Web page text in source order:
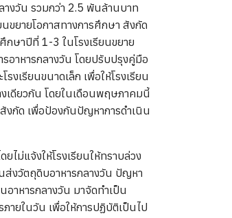
งวัน รวมกว่า 2.5 พันล้านบาท
ขยายโอกาสทางการศึกษา สังกัด
ษาปีที่ 1-3 ในโรงเรียนขยาย
อาหารกลางวัน โดยปรับปรุงคู่มือ
งเรียนขนาดเล็ก เพื่อให้โรงเรียน
เดียวกัน โดยในเดือนพฤษภาคมนี้
งกัด เพื่อป้องกันปัญหาการดำเนิน
ไม่แจ้งให้โรงเรียนให้ทราบล่วง
ส่งวัตถุดิบอาหารกลางวัน ปัญหา
อาหารกลางวัน มาจัดทำเป็น
ายในวัน เพื่อให้การปฏิบัติเป็นไป